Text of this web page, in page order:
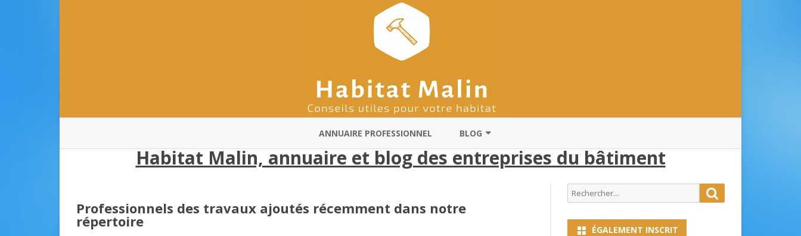
to
ANNUAIRE PROFESSIONNEL BLOG
ARCHITECTES
DÉMÉNAGEMENT
Habitat Malin, annuaire et blog des entreprises du bâtiment
Professionnels des travaux ajoutés récemment dans notre
répertoire
Search
for:
ÉGALEMENT INSCRIT